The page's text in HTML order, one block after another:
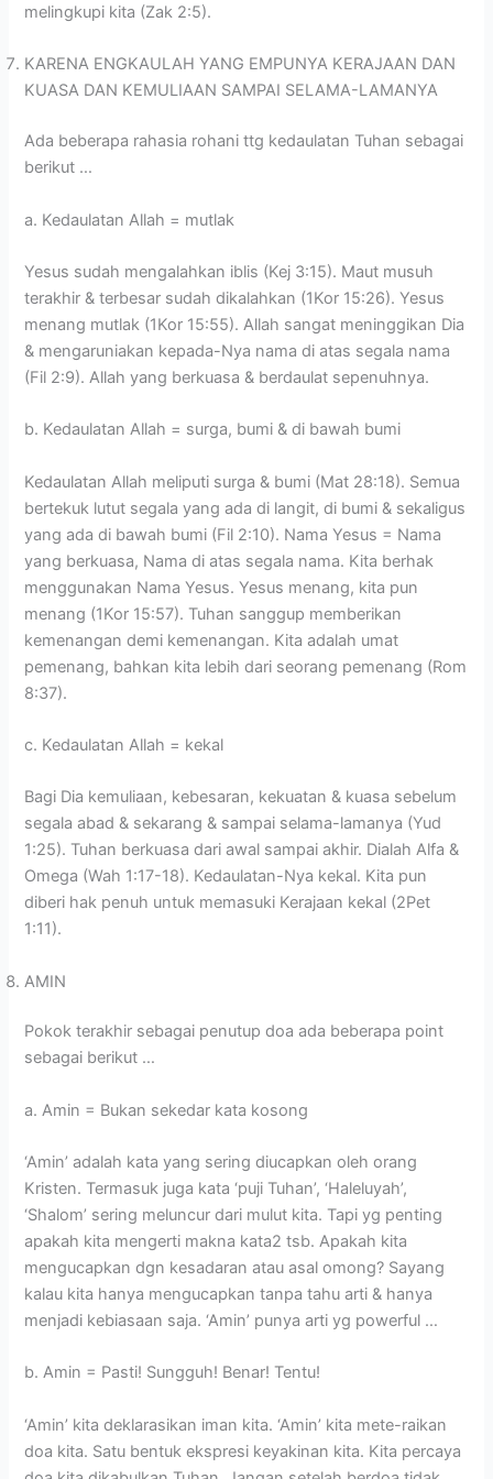
melingkupi kita (Zak 2:5).
KARENA ENGKAULAH YANG EMPUNYA KERAJAAN DAN
KUASA DAN KEMULIAAN SAMPAI SELAMA-LAMANYA
Ada beberapa rahasia rohani ttg kedaulatan Tuhan sebagai
berikut …
a. Kedaulatan Allah = mutlak
Yesus sudah mengalahkan iblis (Kej 3:15). Maut musuh
terakhir & terbesar sudah dikalahkan (1Kor 15:26). Yesus
menang mutlak (1Kor 15:55). Allah sangat meninggikan Dia
& mengaruniakan kepada-Nya nama di atas segala nama
(Fil 2:9). Allah yang berkuasa & berdaulat sepenuhnya.
b. Kedaulatan Allah = surga, bumi & di bawah bumi
Kedaulatan Allah meliputi surga & bumi (Mat 28:18). Semua
bertekuk lutut segala yang ada di langit, di bumi & sekaligus
yang ada di bawah bumi (Fil 2:10). Nama Yesus = Nama
yang berkuasa, Nama di atas segala nama. Kita berhak
menggunakan Nama Yesus. Yesus menang, kita pun
menang (1Kor 15:57). Tuhan sanggup memberikan
kemenangan demi kemenangan. Kita adalah umat
pemenang, bahkan kita lebih dari seorang pemenang (Rom
8:37).
c. Kedaulatan Allah = kekal
Bagi Dia kemuliaan, kebesaran, kekuatan & kuasa sebelum
segala abad & sekarang & sampai selama-lamanya (Yud
1:25). Tuhan berkuasa dari awal sampai akhir. Dialah Alfa &
Omega (Wah 1:17-18). Kedaulatan-Nya kekal. Kita pun
diberi hak penuh untuk memasuki Kerajaan kekal (2Pet
1:11).
AMIN
Pokok terakhir sebagai penutup doa ada beberapa point
sebagai berikut …
a. Amin = Bukan sekedar kata kosong
‘Amin’ adalah kata yang sering diucapkan oleh orang
Kristen. Termasuk juga kata ‘puji Tuhan’, ‘Haleluyah’,
‘Shalom’ sering meluncur dari mulut kita. Tapi yg penting
apakah kita mengerti makna kata2 tsb. Apakah kita
mengucapkan dgn kesadaran atau asal omong? Sayang
kalau kita hanya mengucapkan tanpa tahu arti & hanya
menjadi kebiasaan saja. ‘Amin’ punya arti yg powerful …
b. Amin = Pasti! Sungguh! Benar! Tentu!
‘Amin’ kita deklarasikan iman kita. ‘Amin’ kita mete-raikan
doa kita. Satu bentuk ekspresi keyakinan kita. Kita percaya